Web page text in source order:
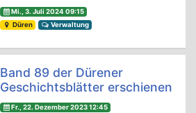
Mi., 3. Juli 2024 09:15
Düren
Verwaltung
Band 89 der Dürener
Geschichtsblätter erschienen
Fr., 22. Dezember 2023 12:45